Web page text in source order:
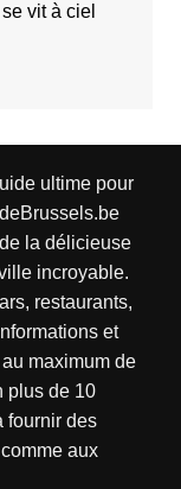
vit à ciel
ultime pour
la délicieuse
incroyable.
restaurants,
et
maximum de
plus de 10
fournir des
aux